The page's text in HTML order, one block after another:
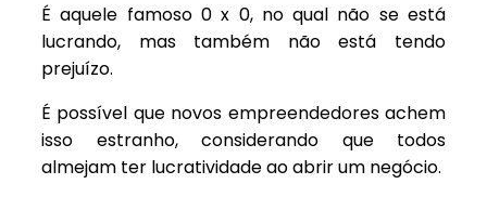
É aquele famoso 0 x 0, no qual não se está
lucrando, mas também não está tendo
prejuízo.
É possível que novos empreendedores achem
isso estranho, considerando que todos
almejam ter lucratividade ao abrir um negócio.